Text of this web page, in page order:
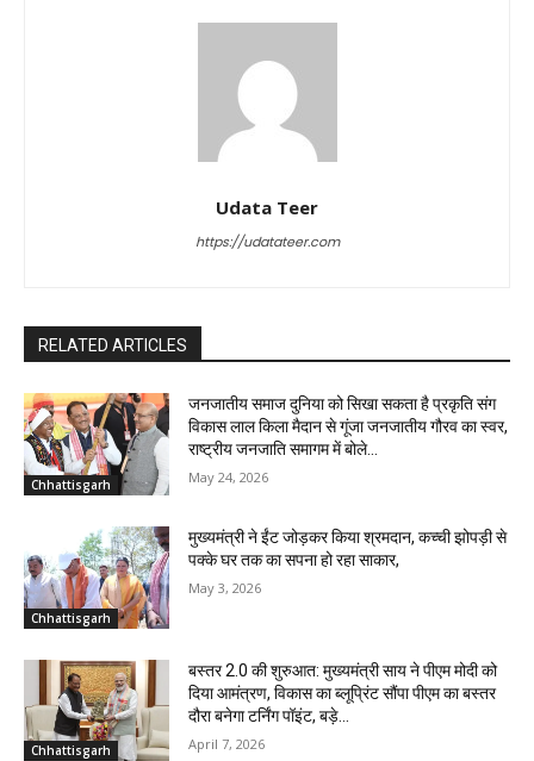
Udata Teer
https://udatateer.com
RELATED ARTICLES
Chhattisgarh
जनजातीय समाज दुनिया को सिखा सकता है प्रकृति संग
विकास लाल किला मैदान से गूंजा जनजातीय गौरव का स्वर,
राष्ट्रीय जनजाति समागम में बोले...
May 24, 2026
Chhattisgarh
मुख्यमंत्री ने ईंट जोड़कर किया श्रमदान, कच्ची झोपड़ी से
पक्के घर तक का सपना हो रहा साकार,
May 3, 2026
Chhattisgarh
बस्तर 2.0 की शुरुआत: मुख्यमंत्री साय ने पीएम मोदी को
दिया आमंत्रण, विकास का ब्लूप्रिंट सौंपा पीएम का बस्तर
दौरा बनेगा टर्निंग पॉइंट, बड़े...
April 7, 2026